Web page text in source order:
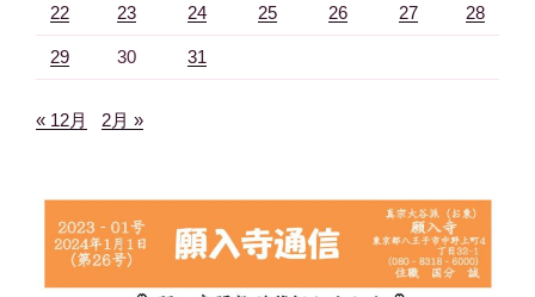
22 23 24 25 26 27 28
29 30 31
« 12月 2月 »